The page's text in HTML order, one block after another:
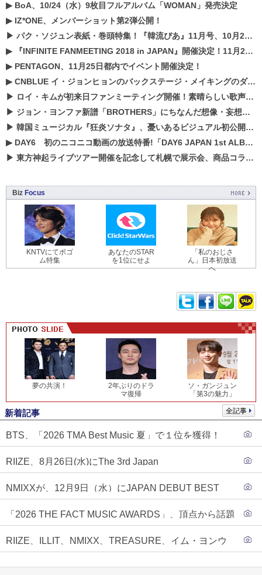
▶ BoA、10/24（水）9枚目フルアルバム「WOMAN」発売決定
▶ IZ*ONE、メンバーショット第2弾公開！
▶ パク・ソジュン表紙・巻頭特集！『韓流ぴあ』11月号、10月22日（月）発売！
▶
『INFINITE FANMEETING 2018 in JAPAN』開催決定！11月21、22日にパシフィコ横浜にて実施
▶ PENTAGON、11月25日都内でイベント開催決定！
▶CNBLUE イ・ジョンヒョンのバックステージ・メイキングのダイジェスト映像が公開！
▶ ロイ・キムが初来日ファンミーティング開催！素晴らしい歌声に癒される贅沢な時間
▶ ジョン・ヨンファ新譜「BROTHERS」にちなんだ想像・妄想企画がスタート！
▶ 韓国ミュージカル『狂炎ソナタ』、憂いある​ビジュアル初公開!! 主役リョウク、SHIN、KENらのコメントが到着！
▶ DAY6 初のニコニコ動画の放送特番!「DAY6 JAPAN 1st ALBUM「UNLOCK」発売記念 ライブ@ニコ生」を配信決定!
▶ 東方神起ライブツアー開催を記念して札幌で展示会、商品コラボが実現！！
Biz Focus
KNTVにてボゴ
ム特集
あなたのSTAR
を1位にせよ
「私のおじさ
ん」日本初放送
へ
夢の共演！
2年ぶりのドラ
マ復帰
ソ・ガンジュン
「第3の魅力」
全記事
新着記事
BTS、「2026 TMA Best Music 夏」で１位を獲得！
RIIZE、8月26日(水)にThe 3rd Japan
NMIXXが、12月9日（水）にJAPAN DEBUT BEST
もスタート！！
「2026 THE FACT MUSIC AWARDS」、頂点から話題
RIIZE、ILLIT、NMIXX、TREASURE、イム・ヨンウ